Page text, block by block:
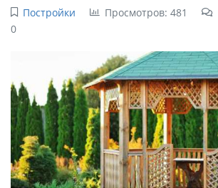
Постройки Просмотров: 481
0